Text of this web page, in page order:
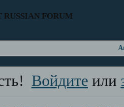
RUSSIAN FORUM
Войдите или